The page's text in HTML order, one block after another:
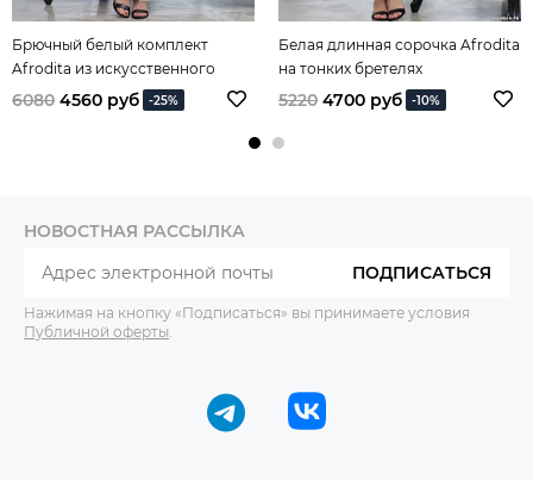
Брючный белый комплект
Afrodita из искусственного
шёлка
6080 4560 руб -25%
Белая длинная сорочка Afrodita
на тонких бретелях
5220 4700 руб -10%
НОВОСТНАЯ РАССЫЛКА
ПОДПИСАТЬСЯ
Нажимая на кнопку «Подписаться» вы принимаете условия
Публичной оферты